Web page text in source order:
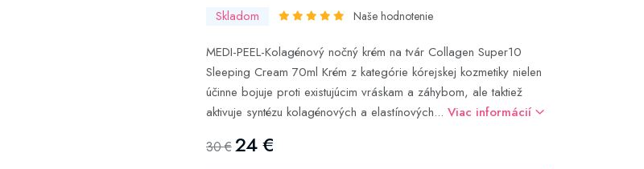
Skladom Naše hodnotenie
MEDI-PEEL-Kolagénový nočný krém na tvár Collagen Super10
Sleeping Cream 70ml Krém z kategórie kórejskej kozmetiky nielen
účinne bojuje proti existujúcim vráskam a záhybom, ale taktiež
aktivuje syntézu kolagénových a elastínových... Viac informácií
30 €24 €